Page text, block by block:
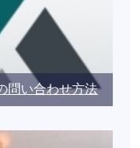
問い合わせ方法